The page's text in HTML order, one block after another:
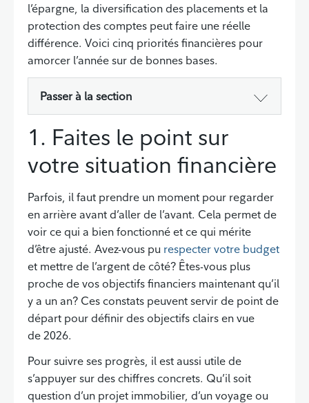
l’épargne, la diversification des placements et la
protection des comptes peut faire une réelle
différence. Voici cinq priorités financières pour
amorcer l’année sur de bonnes bases.
Passer à la section
1. Faites le point sur
votre situation financière
Parfois, il faut prendre un moment pour regarder
en arrière avant d’aller de l’avant. Cela permet de
voir ce qui a bien fonctionné et ce qui mérite
d’être ajusté. Avez-vous pu respecter votre budget
et mettre de l’argent de côté? Êtes-vous plus
proche de vos objectifs financiers maintenant qu’il
y a un an? Ces constats peuvent servir de point de
départ pour définir des objectifs clairs en vue
de 2026.
Pour suivre ses progrès, il est aussi utile de
s’appuyer sur des chiffres concrets. Qu’il soit
question d’un projet immobilier, d’un voyage ou